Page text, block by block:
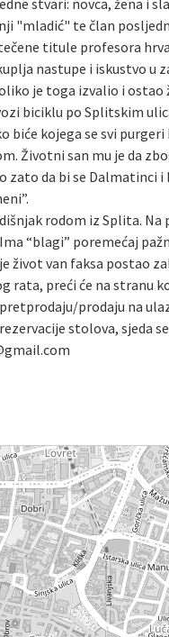
stvari: novca, žena i
"mladić" te član
titule profesora
nastupe i iskustvo u
je toga izvalio i ostao
biciklu po Splitskim
biće kojega se svi
Životni san mu je da
da bi se Dalmatinci i
rodom iz Splita.
“blagi” poremećaj
život van faksa postao
rata, preći će na stranu
prodaju na
stolova, sjeda